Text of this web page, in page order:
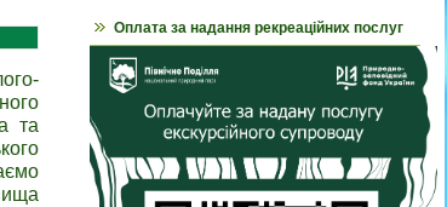
та
Оплата за надання рекреаційних послуг